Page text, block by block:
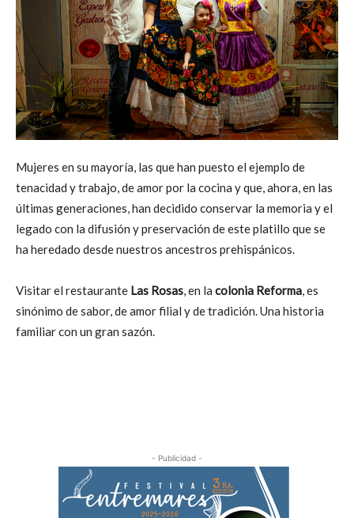
Mujeres en su mayoría, las que han puesto el ejemplo de
tenacidad y trabajo, de amor por la cocina y que, ahora, en las
últimas generaciones, han decidido conservar la memoria y el
legado con la difusión y preservación de este platillo que se
ha heredado desde nuestros ancestros prehispánicos.
Visitar el restaurante Las Rosas, en la colonia Reforma, es
sinónimo de sabor, de amor filial y de tradición. Una historia
familiar con un gran sazón.
- Publicidad -